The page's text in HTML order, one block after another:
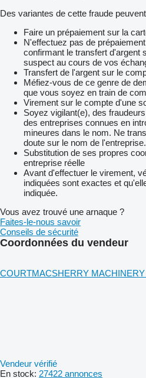
Des variantes de cette fraude
Faire un prépaiement sur la
N'effectuez pas de
confirmant le transfert d'argent
suspect au cours de vos
Transfert de l'argent sur le
Méfiez-vous de ce genre de
que vous soyez en train de
Virement sur le compte d'une
Soyez vigilant(e), des
des entreprises connues en
mineures dans le nom. Ne
doute sur le nom de l'entreprise.
Substitution de ses propres
entreprise réelle
Avant d'effectuer le virement,
indiquées sont exactes et
indiquée.
Vous avez trouvé une arnaque ?
Faites-le-nous savoir
Conseils de sécurité
Coordonnées du vendeur
COURTMACSHERRY MACHINERY
Vendeur vérifié
En stock: 27422 annonces